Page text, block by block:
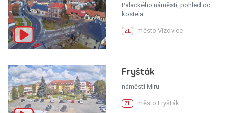
Palackého náměstí, pohled od
kostela
ZL město Vizovice
Fryšták
náměstí Míru
ZL město Fryšták